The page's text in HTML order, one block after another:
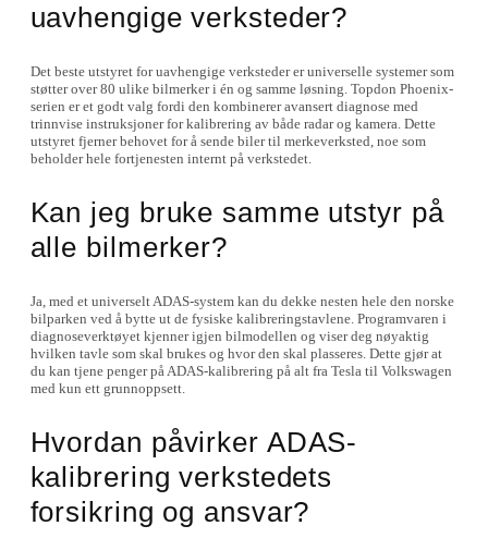
uavhengige verksteder?
Det beste utstyret for uavhengige verksteder er universelle systemer som
støtter over 80 ulike bilmerker i én og samme løsning. Topdon Phoenix-
serien er et godt valg fordi den kombinerer avansert diagnose med
trinnvise instruksjoner for kalibrering av både radar og kamera. Dette
utstyret fjerner behovet for å sende biler til merkeverksted, noe som
beholder hele fortjenesten internt på verkstedet.
Kan jeg bruke samme utstyr på
alle bilmerker?
Ja, med et universelt ADAS-system kan du dekke nesten hele den norske
bilparken ved å bytte ut de fysiske kalibreringstavlene. Programvaren i
diagnoseverktøyet kjenner igjen bilmodellen og viser deg nøyaktig
hvilken tavle som skal brukes og hvor den skal plasseres. Dette gjør at
du kan tjene penger på ADAS-kalibrering på alt fra Tesla til Volkswagen
med kun ett grunnoppsett.
Hvordan påvirker ADAS-
kalibrering verkstedets
forsikring og ansvar?